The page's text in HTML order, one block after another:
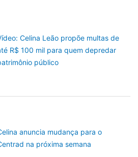
Celina Leão propõe multas de
R$ 100 mil para quem depredar
público
anuncia mudança para o
na próxima semana